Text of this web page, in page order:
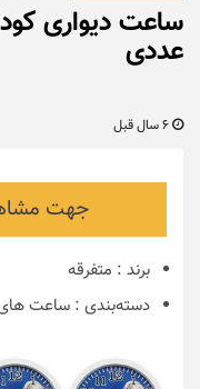
عددی
جهت
برند : متفرقه
دسته‌بندی : ساعت های